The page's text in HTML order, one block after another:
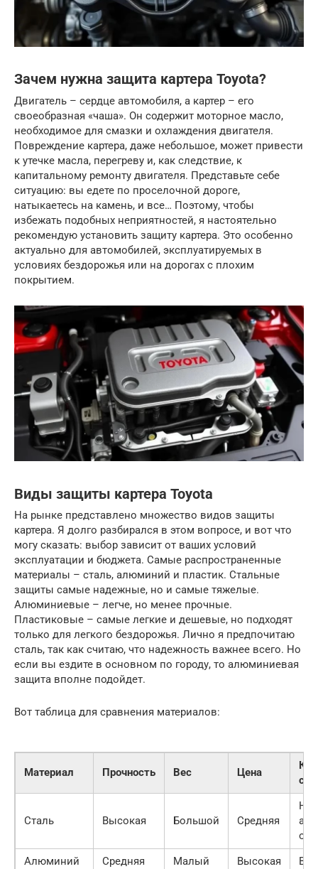
Зачем нужна защита картера Toyota?
Двигатель – сердце автомобиля, а картер – его
своеобразная «чаша». Он содержит моторное масло,
необходимое для смазки и охлаждения двигателя.
Повреждение картера, даже небольшое, может привести
к утечке масла, перегреву и, как следствие, к
капитальному ремонту двигателя. Представьте себе
ситуацию: вы едете по проселочной дороге,
натыкаетесь на камень, и все… Поэтому, чтобы
избежать подобных неприятностей, я настоятельно
рекомендую установить защиту картера. Это особенно
актуально для автомобилей, эксплуатируемых в
условиях бездорожья или на дорогах с плохим
покрытием.
Виды защиты картера Toyota
На рынке представлено множество видов защиты
картера. Я долго разбирался в этом вопросе, и вот что
могу сказать: выбор зависит от ваших условий
эксплуатации и бюджета. Самые распространенные
материалы – сталь, алюминий и пластик. Стальные
защиты самые надежные, но и самые тяжелые.
Алюминиевые – легче, но менее прочные.
Пластиковые – самые легкие и дешевые, но подходят
только для легкого бездорожья. Лично я предпочитаю
сталь, так как считаю, что надежность важнее всего. Но
если вы ездите в основном по городу, то алюминиевая
защита вполне подойдет.
Вот таблица для сравнения материалов:
Материал Прочность Вес Цена
Сталь Высокая Большой Средняя
Алюминий
Средняя Малый Высокая